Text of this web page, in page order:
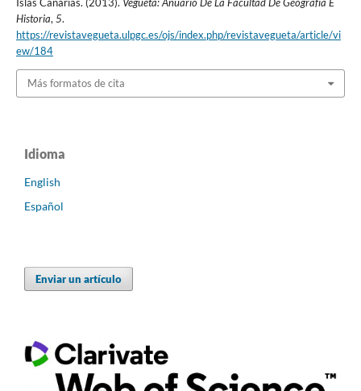
Islas Canarias. (2013). Vegueta: Anuario De La Facultad De Geografía E
Historia,5.
https://revistavegueta.ulpgc.es/ojs/index.php/revistavegueta/article/vi
ew/184
Más formatos de cita
Idioma
English
Español
Enviar un artículo